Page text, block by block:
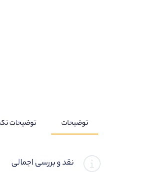
توضیحات توضیحات
نقد و بررسی اجمالی